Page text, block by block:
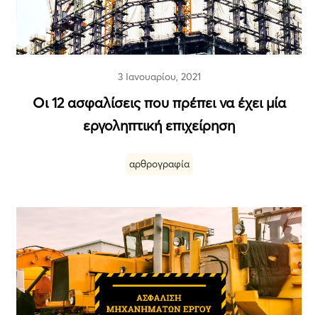
3 Ιανουαρίου, 2021
Οι 12 ασφαλίσεις που πρέπει να έχει μία
εργοληπτική επιχείρηση
αρθρογραφία